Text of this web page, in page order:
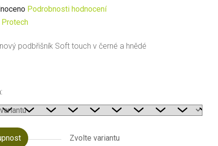
Podrobnosti hodnocení
Protech
podbřišník Soft touch v černé a hnědé
Zvolte variantu